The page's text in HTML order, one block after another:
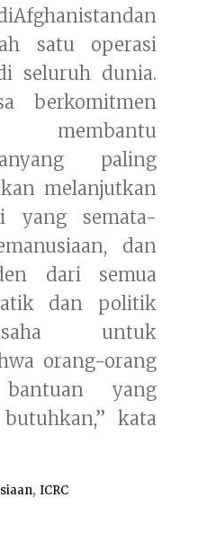
satu operasi
seluruh dunia.
berkomitmen
paling
melanjutkan
yang semata-
dan
dari semua
dan politik
untuk
orang-orang
bantuan yang
kata
, ICRC